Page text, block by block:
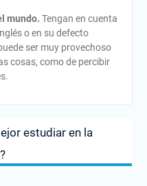
mundo. Tengan en cuenta
o en su defecto
ser muy provechoso
cosas, como de percibir
estudiar en la